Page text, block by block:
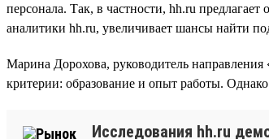
персонала. Так, в частности, hh.ru
аналитики hh.ru, увеличивает шансы найти
Марина Дорохова, руководитель
критерии: образование и опыт работы.
Исследования hh.ru